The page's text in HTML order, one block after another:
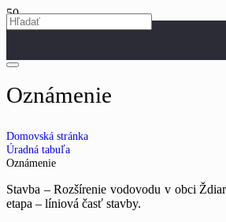
Oznámenie
Domovská stránka
Úradná tabuľa
Oznámenie
Stavba – Rozšírenie vodovodu v obci
etapa – líniová časť stavby.